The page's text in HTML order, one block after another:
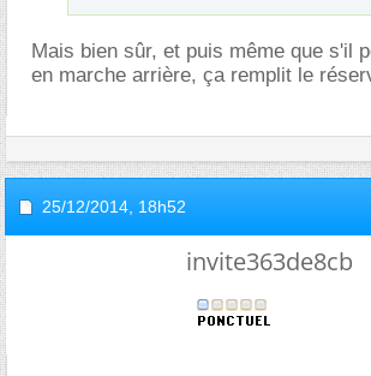
Mais bien sûr, et puis même que s'il
en marche arrière, ça remplit le
25/12/2014, 18h52
invite363de8cb